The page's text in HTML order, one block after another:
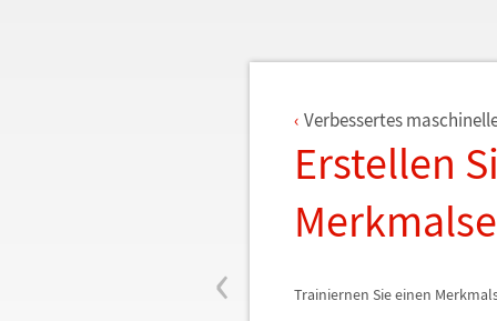
‹
Verbessertes
Erstellen
Trainiernen Sie einen